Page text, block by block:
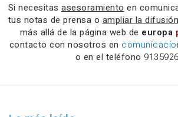
Si necesitas asesoramiento en
tus notas de prensa o ampliar la difusión
más allá de la página web de europa
contacto con nosotros en
o en el teléfono